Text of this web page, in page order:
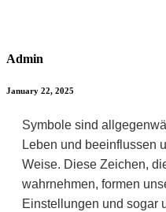
Admin
January 22, 2025
Symbole sind
Leben und beeinflussen
Weise. Diese Zeichen,
wahrnehmen, formen
Einstellungen und sogar